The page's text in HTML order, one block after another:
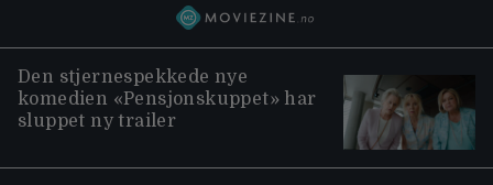
Den stjernespekkede nye
komedien «Pensjonskuppet» har
sluppet ny trailer